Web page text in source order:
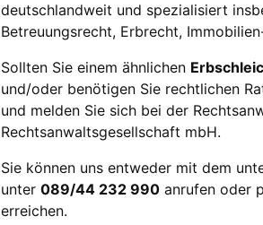
deutschlandweit und spezialisiert
Betreuungsrecht, Erbrecht,
Sollten Sie einem ähnlichen
und/oder benötigen Sie rechtlichen
und melden Sie sich bei der
Rechtsanwaltsgesellschaft mbH.
Sie können uns entweder mit dem
unter 089/44 232 990 anrufen oder
erreichen.